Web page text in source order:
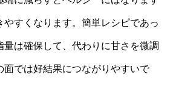
やすくなります。簡単レシピであっ
量は確保して、代わりに甘さを微調
面では好結果につながりやすいで